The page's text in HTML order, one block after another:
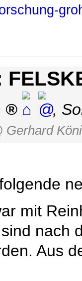
,
Gerhard
mit
nach
Aus